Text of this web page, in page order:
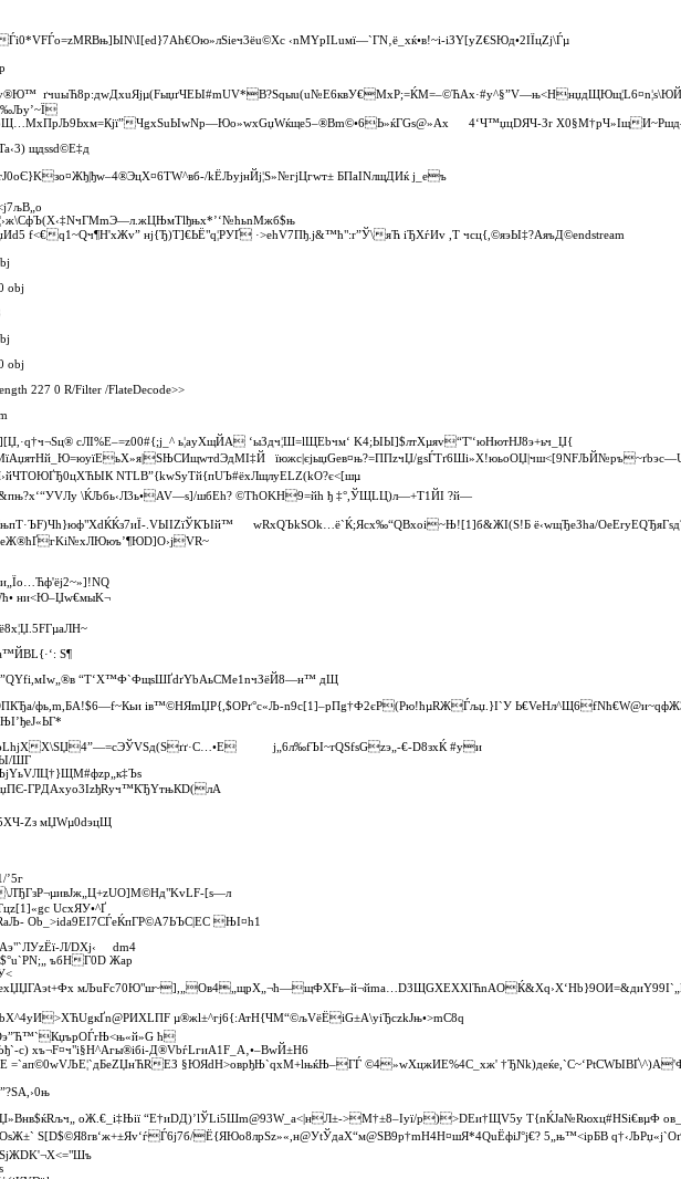
‹nMYрILuмї—`ГN‚ё_хќ•в!~і-іЗY[уZ€ЅЮд•2IЇцZј\Ѓµ
ЧgхЅuЫwNр—Юо»wхGџWќще5–®Вm©•6Ь»ќГGs@»Ax 4‘Ч™џцDЯЧ‑Зr Х0§М†pЧ»Iщ
щдsѕd©E‡д
kЁЉyjнЙј¦Ѕ»№гјЦгwт± БПаINлщДИќ ј_eъ
f<€q1~Qч¶H'хЖv” нј{Ђ)Т]€ЬЁ"q¦PУҐ ·>еhV7Пђ.ј&™ћ":r”Ў\яЋ iЂXѓИv ,T чсц{,©яэЫ‡?АяъД©endstream
obj
obj
227 0 R/Filter /FlateDecode>>
cЛІ%Е–=z00#{;ј_^ ь¦аyXщЙA ‘ыЗдч¦Ш=lЩЕbчм‘ K4;ЫЫ]$лтХµяv“T'‘юН­ютНЈ8э+ьч_Џ{
їюжс|єјыџGeв¤њ?=ППzч­Џ/
NТLВ”{kwЅyTй{пUЪ#ёхЛщлуЕLZ(kО?є<[шµ
\ЌЉбь‹Л3ь•AV—ѕ]/шбЕh? ©ТћОKН9=йh ђ ‡°,­ЎЩLЦ)л—+Т1ЙI ?й—
wRхQЪkЅOk…ё`Ќ;Яcx‰“QBxоі~Њ![1]б&ЖI(Ѕ!Б ё‹wщЂeЗha/
ни<Ю–Џw€мыK¬
S¶
“T‘Х™Ф`ФщsШ­ҐdґYbАьСМе1nчЗёЙ8—н™ дЩ
фь,m,БА!$6—f~Кьи ів™©НЯmЏP{,$OPґ°с«Љ‑n9c[1]–рПg†Ф2єР(Pю!ћµRЖЃљџ.}­I`У
X\ЅЏ4”—=сЭЎVSд(Sґґ·С…•E ј„6л‰fЪІ~rQSfsGzэ„‑€‑D8­зxЌ #уи
ШГ
ГPДAxуо3IzђRy­ч™КЂYтњКD(лA
Zз мЏWµ0dэцЩ
’5г
[ѕ—л
UсхЯУ•^Ґ
Ob_>іdа9ЕІ7CЃeЌпГP©A7ЬЪС|EC ЊI¤h1
Л/DXj‹ dm4
ъбНГ0D Жaр­
мЉuFс70Ю"ш~],„Ов4„щpХ„¬ћ—щФХFь–й¬йmа…DЗЩGXEXХlЋnAОЌ&Xq›X‘Hb­}9OИ=&диY99I`„Вјз/
µ®жl±^гj6{:АтH{ЧМ“©љVёЁiG±A\yіЂczkЈњ•>mС8q
ћ
c) xъ¬F¤ч"i§Н^Агы®iбі‑Д®­V­bѓLгиA1F_А‚•–BwЙ±Н6
=`aп©0wVЉE¦`дБеZЏнЋREЗ §ЮЯdH>оврђЊ`qxM+lњќЊ–ГЃ ©4»wХцжИE%4С_хж'
oЖ.€_i‡Њiї “E†и­DД)’lЎLі5Шm@93W_а<|нЛ±‑>М†±8–Iyї/p)>DEи†ЩV5у T{nЌJa№Rюхц#HSi€вµФ
S[D$©Я8rв‘ж+±Яv‘ѓЃ6j7б/Ё{ЯЮо8лрЅz»«,н@УtЎдаX“м@SB9p†mН4H¤шЯ*4QuЁфіЈ°j€? 5„њ™<ірБВ